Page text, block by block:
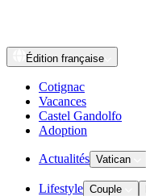
Édition française
Cotignac
Vacances
Castel Gandolfo
Adoption
Actualités Vatican
Lifestyle Couple